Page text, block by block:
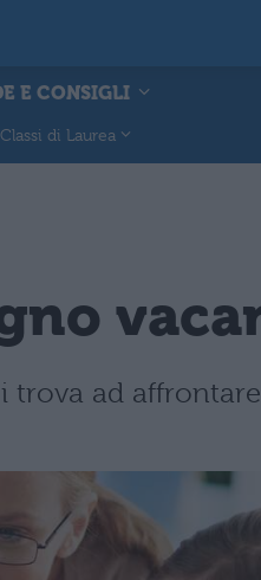
E CONSIGLI
Classi di Laurea
trova ad